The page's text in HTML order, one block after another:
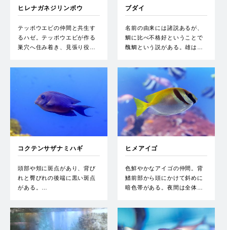
ヒレナガネジリンボウ
テッポウエビの仲間と共生す
るハゼ。テッポウエビが作る
巣穴へ住み着き、見張り役…
ブダイ
名前の由来には諸説あるが、
鯛に比べ不格好ということで
醜鯛という説がある。雄は…
コクテンサザナミハギ
頭部や頬に斑点があり、背び
れと臀びれの後端に黒い斑点
がある。…
ヒメアイゴ
色鮮やかなアイゴの仲間。背
鰭前部から頭にかけて斜めに
暗色帯がある。夜間は全体…